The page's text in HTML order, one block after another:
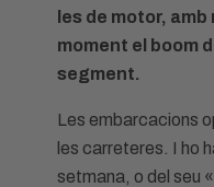
les de motor,
moment el boom
segment.
Les embarcacions
les carreteres. I ho
setmana, o del seu